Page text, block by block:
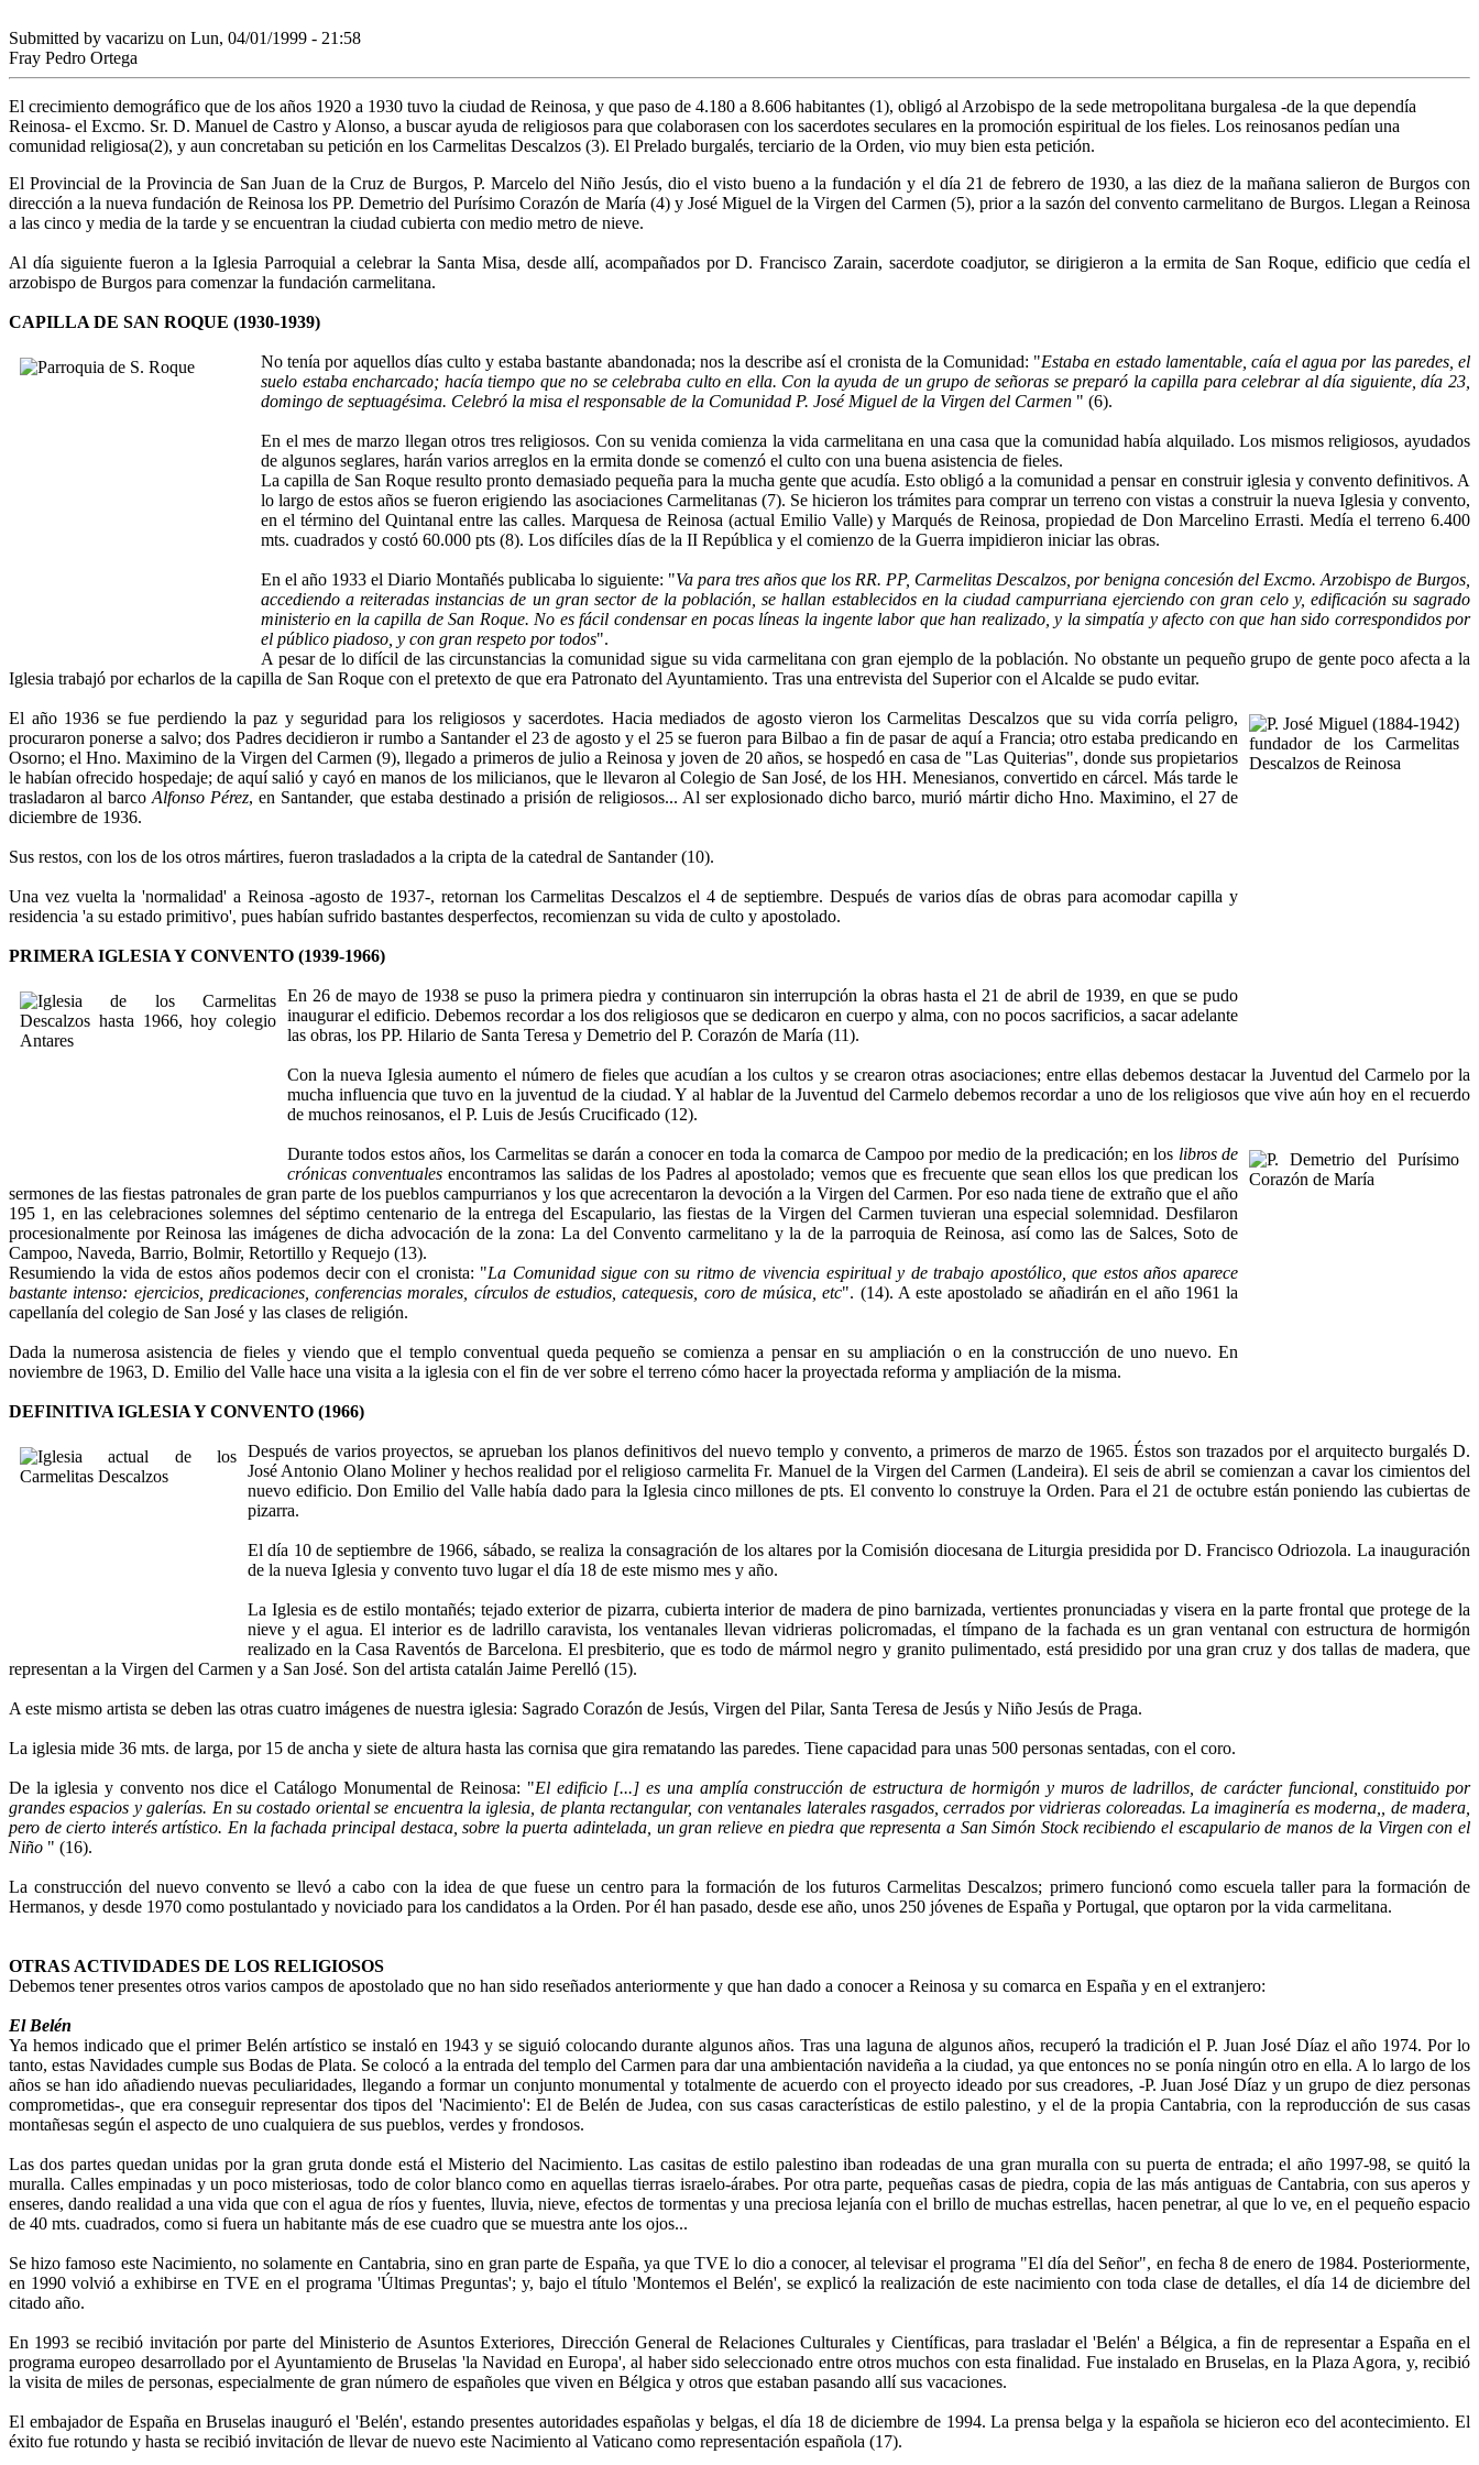
Submitted by vacarizu on Lun, 04/01/1999 - 21:58
Fray Pedro Ortega
El crecimiento demográfico que de los años 1920 a 1930 tuvo la ciudad de Reinosa, y que paso de 4.180 a 8.606 habitantes (1), obligó al Arzobispo de la sede metropolitana burgalesa -de la que dependía
Reinosa- el Excmo. Sr. D. Manuel de Castro y Alonso, a buscar ayuda de religiosos para que colaborasen con los sacerdotes seculares en la promoción espiritual de los fieles. Los reinosanos pedían una
comunidad religiosa(2), y aun concretaban su petición en los Carmelitas Descalzos (3). El Prelado burgalés, terciario de la Orden, vio muy bien esta petición.
El Provincial de la Provincia de San Juan de la Cruz de Burgos, P. Marcelo del Niño Jesús, dio el visto bueno a la fundación y el día 21 de febrero de 1930, a las diez de la mañana salieron de Burgos con
dirección a la nueva fundación de Reinosa los PP. Demetrio del Purísimo Corazón de María (4) y José Miguel de la Virgen del Carmen (5), prior a la sazón del convento carmelitano de Burgos. Llegan a Reinosa
a las cinco y media de la tarde y se encuentran la ciudad cubierta con medio metro de nieve.
Al día siguiente fueron a la Iglesia Parroquial a celebrar la Santa Misa, desde allí, acompañados por D. Francisco Zarain, sacerdote coadjutor, se dirigieron a la ermita de San Roque, edificio que cedía el
arzobispo de Burgos para comenzar la fundación carmelitana.
CAPILLA DE SAN ROQUE (1930-1939)
No tenía por aquellos días culto y estaba bastante abandonada; nos la describe así el cronista de la Comunidad: "Estaba en estado lamentable, caía el agua por las paredes, el
suelo estaba encharcado; hacía tiempo que no se celebraba culto en ella. Con la ayuda de un grupo de señoras se preparó la capilla para celebrar al día siguiente, día 23,
domingo de septuagésima. Celebró la misa el responsable de la Comunidad P. José Miguel de la Virgen del Carmen " (6).
En el mes de marzo llegan otros tres religiosos. Con su venida comienza la vida carmelitana en una casa que la comunidad había alquilado. Los mismos religiosos, ayudados
de algunos seglares, harán varios arreglos en la ermita donde se comenzó el culto con una buena asistencia de fieles.
La capilla de San Roque resulto pronto demasiado pequeña para la mucha gente que acudía. Esto obligó a la comunidad a pensar en construir iglesia y convento definitivos. A
lo largo de estos años se fueron erigiendo las asociaciones Carmelitanas (7). Se hicieron los trámites para comprar un terreno con vistas a construir la nueva Iglesia y convento,
en el término del Quintanal entre las calles. Marquesa de Reinosa (actual Emilio Valle) y Marqués de Reinosa, propiedad de Don Marcelino Errasti. Medía el terreno 6.400
mts. cuadrados y costó 60.000 pts (8). Los difíciles días de la II República y el comienzo de la Guerra impidieron iniciar las obras.
En el año 1933 el Diario Montañés publicaba lo siguiente: "Va para tres años que los RR. PP, Carmelitas Descalzos, por benigna concesión del Excmo. Arzobispo de Burgos,
accediendo a reiteradas instancias de un gran sector de la población, se hallan establecidos en la ciudad campurriana ejerciendo con gran celo y, edificación su sagrado
ministerio en la capilla de San Roque. No es fácil condensar en pocas líneas la ingente labor que han realizado, y la simpatía y afecto con que han sido correspondidos por
el público piadoso, y con gran respeto por todos".
A pesar de lo difícil de las circunstancias la comunidad sigue su vida carmelitana con gran ejemplo de la población. No obstante un pequeño grupo de gente poco afecta a la
Iglesia trabajó por echarlos de la capilla de San Roque con el pretexto de que era Patronato del Ayuntamiento. Tras una entrevista del Superior con el Alcalde se pudo evitar.
El año 1936 se fue perdiendo la paz y seguridad para los religiosos y sacerdotes. Hacia mediados de agosto vieron los Carmelitas Descalzos que su vida corría peligro,
procuraron ponerse a salvo; dos Padres decidieron ir rumbo a Santander el 23 de agosto y el 25 se fueron para Bilbao a fin de pasar de aquí a Francia; otro estaba predicando en
Osorno; el Hno. Maximino de la Virgen del Carmen (9), llegado a primeros de julio a Reinosa y joven de 20 años, se hospedó en casa de "Las Quiterias", donde sus propietarios
le habían ofrecido hospedaje; de aquí salió y cayó en manos de los milicianos, que le llevaron al Colegio de San José, de los HH. Menesianos, convertido en cárcel. Más tarde le
trasladaron al barcoAlfonso Pérez, en Santander, que estaba destinado a prisión de religiosos... Al ser explosionado dicho barco, murió mártir dicho Hno. Maximino, el 27 de
diciembre de 1936.
Sus restos, con los de los otros mártires, fueron trasladados a la cripta de la catedral de Santander (10).
Una vez vuelta la 'normalidad' a Reinosa -agosto de 1937-, retornan los Carmelitas Descalzos el 4 de septiembre. Después de varios días de obras para acomodar capilla y
residencia 'a su estado primitivo', pues habían sufrido bastantes desperfectos, recomienzan su vida de culto y apostolado.
PRIMERA IGLESIA Y CONVENTO (1939-1966)
En 26 de mayo de 1938 se puso la primera piedra y continuaron sin interrupción la obras hasta el 21 de abril de 1939, en que se pudo
inaugurar el edificio. Debemos recordar a los dos religiosos que se dedicaron en cuerpo y alma, con no pocos sacrificios, a sacar adelante
las obras, los PP. Hilario de Santa Teresa y Demetrio del P. Corazón de María (11).
Con la nueva Iglesia aumento el número de fieles que acudían a los cultos y se crearon otras asociaciones; entre ellas debemos destacar la Juventud del Carmelo por la
mucha influencia que tuvo en la juventud de la ciudad. Y al hablar de la Juventud del Carmelo debemos recordar a uno de los religiosos que vive aún hoy en el recuerdo
de muchos reinosanos, el P. Luis de Jesús Crucificado (12).
Durante todos estos años, los Carmelitas se darán a conocer en toda la comarca de Campoo por medio de la predicación; en los libros de
crónicas conventuales encontramos las salidas de los Padres al apostolado; vemos que es frecuente que sean ellos los que predican los
sermones de las fiestas patronales de gran parte de los pueblos campurrianos y los que acrecentaron la devoción a la Virgen del Carmen. Por eso nada tiene de extraño que el año
195 1, en las celebraciones solemnes del séptimo centenario de la entrega del Escapulario, las fiestas de la Virgen del Carmen tuvieran una especial solemnidad. Desfilaron
procesionalmente por Reinosa las imágenes de dicha advocación de la zona: La del Convento carmelitano y la de la parroquia de Reinosa, así como las de Salces, Soto de
Campoo, Naveda, Barrio, Bolmir, Retortillo y Requejo (13).
Resumiendo la vida de estos años podemos decir con el cronista: "La Comunidad sigue con su ritmo de vivencia espiritual y de trabajo apostólico, que estos años aparece
bastante intenso: ejercicios, predicaciones, conferencias morales, círculos de estudios, catequesis, coro de música, etc". (14). A este apostolado se añadirán en el año 1961 la
capellanía del colegio de San José y las clases de religión.
Dada la numerosa asistencia de fieles y viendo que el templo conventual queda pequeño se comienza a pensar en su ampliación o en la construcción de uno nuevo. En
noviembre de 1963, D. Emilio del Valle hace una visita a la iglesia con el fin de ver sobre el terreno cómo hacer la proyectada reforma y ampliación de la misma.
DEFINITIVA IGLESIA Y CONVENTO (1966)
Después de varios proyectos, se aprueban los planos definitivos del nuevo templo y convento, a primeros de marzo de 1965. Éstos son trazados por el arquitecto burgalés D.
José Antonio Olano Moliner y hechos realidad por el religioso carmelita Fr. Manuel de la Virgen del Carmen (Landeira). El seis de abril se comienzan a cavar los cimientos del
nuevo edificio. Don Emilio del Valle había dado para la Iglesia cinco millones de pts. El convento lo construye la Orden. Para el 21 de octubre están poniendo las cubiertas de
pizarra.
El día 10 de septiembre de 1966, sábado, se realiza la consagración de los altares por la Comisión diocesana de Liturgia presidida por D. Francisco Odriozola. La inauguración
de la nueva Iglesia y convento tuvo lugar el día 18 de este mismo mes y año.
La Iglesia es de estilo montañés; tejado exterior de pizarra, cubierta interior de madera de pino barnizada, vertientes pronunciadas y visera en la parte frontal que protege de la
nieve y el agua. El interior es de ladrillo caravista, los ventanales llevan vidrieras policromadas, el tímpano de la fachada es un gran ventanal con estructura de hormigón
realizado en la Casa Raventós de Barcelona. El presbiterio, que es todo de mármol negro y granito pulimentado, está presidido por una gran cruz y dos tallas de madera, que
representan a la Virgen del Carmen y a San José. Son del artista catalán Jaime Perelló (15).
A este mismo artista se deben las otras cuatro imágenes de nuestra iglesia: Sagrado Corazón de Jesús, Virgen del Pilar, Santa Teresa de Jesús y Niño Jesús de Praga.
La iglesia mide 36 mts. de larga, por 15 de ancha y siete de altura hasta las cornisa que gira rematando las paredes. Tiene capacidad para unas 500 personas sentadas, con el coro.
De la iglesia y convento nos dice el Catálogo Monumental de Reinosa: "El edificio [...] es una amplía construcción de estructura de hormigón y muros de ladrillos, de carácter funcional, constituido por
grandes espacios y galerías. En su costado oriental se encuentra la iglesia, de planta rectangular, con ventanales laterales rasgados, cerrados por vidrieras coloreadas. La imaginería es moderna,, de madera,
pero de cierto interés artístico. En la fachada principal destaca, sobre la puerta adintelada, un gran relieve en piedra que representa a San Simón Stock recibiendo el escapulario de manos de la Virgen con el
Niño " (16).
La construcción del nuevo convento se llevó a cabo con la idea de que fuese un centro para la formación de los futuros Carmelitas Descalzos; primero funcionó como escuela taller para la formación de
Hermanos, y desde 1970 como postulantado y noviciado para los candidatos a la Orden. Por él han pasado, desde ese año, unos 250 jóvenes de España y Portugal, que optaron por la vida carmelitana.
OTRAS ACTIVIDADES DE LOS RELIGIOSOS
Debemos tener presentes otros varios campos de apostolado que no han sido reseñados anteriormente y que han dado a conocer a Reinosa y su comarca en España y en el extranjero:
El Belén
Ya hemos indicado que el primer Belén artístico se instaló en 1943 y se siguió colocando durante algunos años. Tras una laguna de algunos años, recuperó la tradición el P. Juan José Díaz el año 1974. Por lo
tanto, estas Navidades cumple sus Bodas de Plata. Se colocó a la entrada del templo del Carmen para dar una ambientación navideña a la ciudad, ya que entonces no se ponía ningún otro en ella. A lo largo de los
años se han ido añadiendo nuevas peculiaridades, llegando a formar un conjunto monumental y totalmente de acuerdo con el proyecto ideado por sus creadores, -P. Juan José Díaz y un grupo de diez personas
comprometidas-, que era conseguir representar dos tipos del 'Nacimiento': El de Belén de Judea, con sus casas características de estilo palestino, y el de la propia Cantabria, con la reproducción de sus casas
montañesas según el aspecto de uno cualquiera de sus pueblos, verdes y frondosos.
Las dos partes quedan unidas por la gran gruta donde está el Misterio del Nacimiento. Las casitas de estilo palestino iban rodeadas de una gran muralla con su puerta de entrada; el año 1997-98, se quitó la
muralla. Calles empinadas y un poco misteriosas, todo de color blanco como en aquellas tierras israelo-árabes. Por otra parte, pequeñas casas de piedra, copia de las más antiguas de Cantabria, con sus aperos y
enseres, dando realidad a una vida que con el agua de ríos y fuentes, lluvia, nieve, efectos de tormentas y una preciosa lejanía con el brillo de muchas estrellas, hacen penetrar, al que lo ve, en el pequeño espacio
de 40 mts. cuadrados, como si fuera un habitante más de ese cuadro que se muestra ante los ojos...
Se hizo famoso este Nacimiento, no solamente en Cantabria, sino en gran parte de España, ya que TVE lo dio a conocer, al televisar el programa "El día del Señor", en fecha 8 de enero de 1984. Posteriormente,
en 1990 volvió a exhibirse en TVE en el programa 'Últimas Preguntas'; y, bajo el título 'Montemos el Belén', se explicó la realización de este nacimiento con toda clase de detalles, el día 14 de diciembre del
citado año.
En 1993 se recibió invitación por parte del Ministerio de Asuntos Exteriores, Dirección General de Relaciones Culturales y Científicas, para trasladar el 'Belén' a Bélgica, a fin de representar a España en el
programa europeo desarrollado por el Ayuntamiento de Bruselas 'la Navidad en Europa', al haber sido seleccionado entre otros muchos con esta finalidad. Fue instalado en Bruselas, en la Plaza Agora, y, recibió
la visita de miles de personas, especialmente de gran número de españoles que viven en Bélgica y otros que estaban pasando allí sus vacaciones.
El embajador de España en Bruselas inauguró el 'Belén', estando presentes autoridades españolas y belgas, el día 18 de diciembre de 1994. La prensa belga y la española se hicieron eco del acontecimiento. El
éxito fue rotundo y hasta se recibió invitación de llevar de nuevo este Nacimiento al Vaticano como representación española (17).